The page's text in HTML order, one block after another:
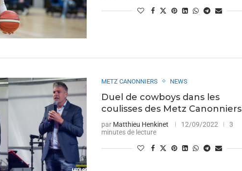
METZ CANONNIERS NEWS
Duel de cowboys dans les
coulisses des Metz Canonniers
par Matthieu Henkinet 12/09/2022
3
minutes de lecture